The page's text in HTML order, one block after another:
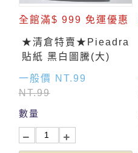
全館滿$ 999 免運優惠
★清倉特賣★Pieadra
貼紙 黑白圖騰(大)
一般價 NT.99
NT.99
數量